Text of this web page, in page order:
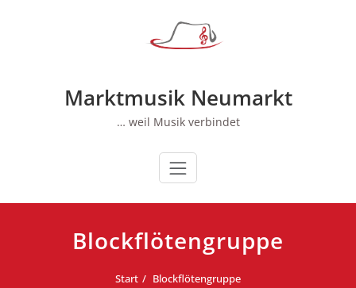
Marktmusik Neumarkt
… weil Musik verbindet
Blockflötengruppe
Start Blockflötengruppe